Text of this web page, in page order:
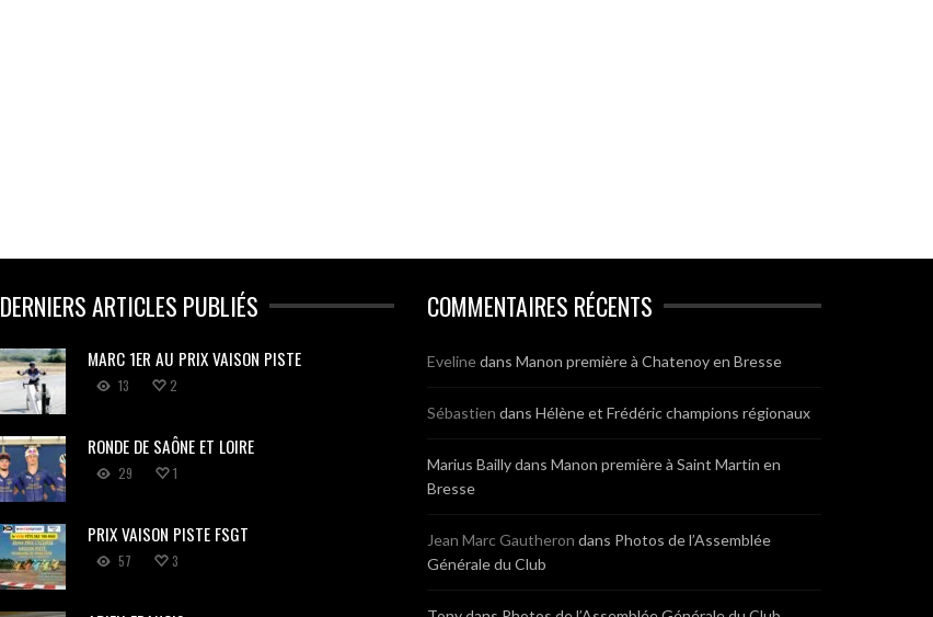
DERNIERS ARTICLES PUBLIÉS
MARC 1ER AU PRIX VAISON PISTE
13 2
RONDE DE SAÔNE ET LOIRE
29 1
PRIX VAISON PISTE FSGT
57 3
COMMENTAIRES RÉCENTS
Evelinedans Manon première à Chatenoy en Bresse
Sébastien dans Hélène et Frédéric champions régionaux
Marius Baillydans Manon première à Saint Martin en
Bresse
Jean Marc Gautheron dans Photos de l’Assemblée
Générale du Club